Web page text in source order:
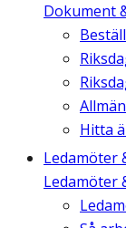
Dokument
Hitta
Ledamöter
Ledamöter